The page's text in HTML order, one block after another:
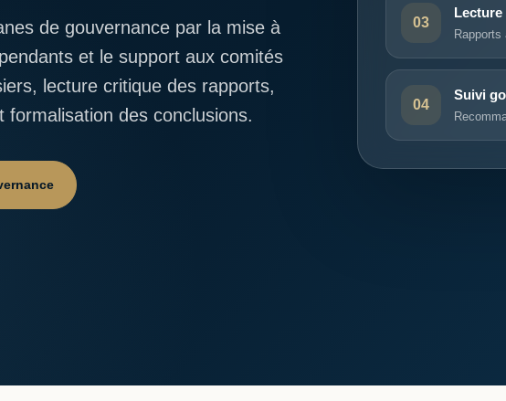
de gouvernance par la mise à
et le support aux comités
lecture critique des rapports,
des conclusions.
03
04
Suivi